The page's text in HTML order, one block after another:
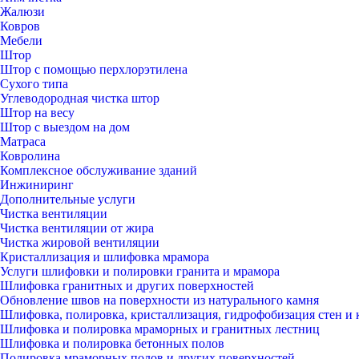
Жалюзи
Ковров
Мебели
Штор
Штор с помощью перхлорэтилена
Сухого типа
Углеводородная чистка штор
Штор на весу
Штор с выездом на дом
Матраса
Ковролина
Комплексное обслуживание зданий
Инжиниринг
Дополнительные услуги
Чистка вентиляции
Чистка вентиляции от жира
Чистка жировой вентиляции
Кристаллизация и шлифовка мрамора
Услуги шлифовки и полировки гранита и мрамора
Шлифовка гранитных и других поверхностей
Обновление швов на поверхности из натурального камня
Шлифовка, полировка, кристаллизация, гидрофобизация стен и
Шлифовка и полировка мраморных и гранитных лестниц
Шлифовка и полировка бетонных полов